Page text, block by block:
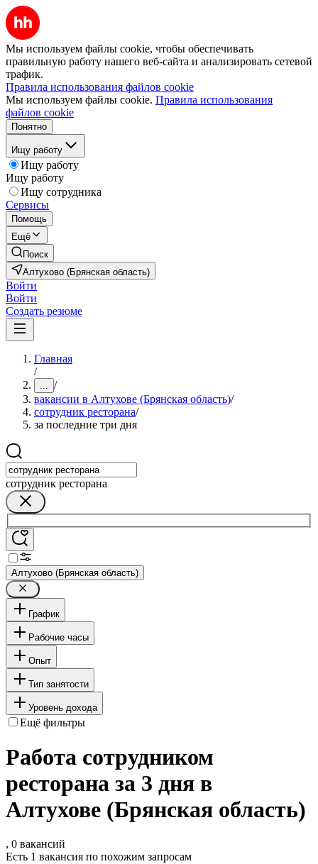
Мы используем файлы cookie, чтобы обеспечивать
правильную работу нашего веб-сайта и анализировать сетевой
трафик.
Правила использования файлов cookie
Мы используем файлы cookie. Правила использования
файлов cookie
Понятно
Ищу работу
Ищу работу
Ищу работу
Ищу сотрудника
Сервисы
Помощь
Ещё
Поиск
Алтухово (Брянская область)
Войти
Войти
Создать резюме
Главная
/
... /
вакансии в Алтухове (Брянская область)/
сотрудник ресторана/
за последние три дня
сотрудник ресторана
Алтухово (Брянская область)
График
Рабочие часы
Опыт
Тип занятости
Уровень дохода
Ещё фильтры
Работа сотрудником
ресторана за 3 дня в
Алтухове (Брянская область)
, 0 вакансий
Есть 1 вакансия по похожим запросам